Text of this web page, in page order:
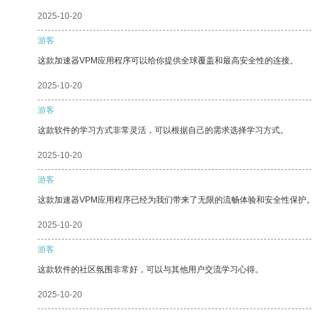
2025-10-20
游客
这款加速器VPM应用程序可以给你提供全球覆盖和最高安全性的连接。
2025-10-20
游客
这款软件的学习方式非常灵活，可以根据自己的需求选择学习方式。
2025-10-20
游客
这款加速器VPM应用程序已经为我们带来了无限的流畅体验和安全性保护
2025-10-20
游客
这款软件的社区氛围非常好，可以与其他用户交流学习心得。
2025-10-20